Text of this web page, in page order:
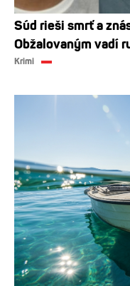
Súd rieši smrť a
Obžalovaným vadí
Krimi